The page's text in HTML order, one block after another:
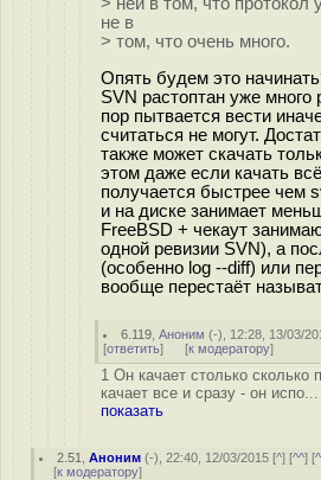
не в
> том, что очень много.
Опять будем это
SVN растоптан уже много
пор пытвается вести
считаться не могут.
также может скачать
этом даже если качать
получается быстрее чем
и на диске занимает
FreeBSD + чекаут
одной ревизии SVN), а
(особенно log --diff) или
вообще перестаёт
6.119 ,Аноним (-), 12:28, 13/03/
[ответить] [к модератору]
1 Он качает столько сколько
качает все и сразу - он испо...
показать
2.51 ,Аноним (-), 22:40, 12/03/2015 [^] [^^] [
[к модератору]